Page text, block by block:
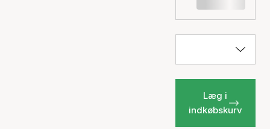
Læg i
indkøbskurv